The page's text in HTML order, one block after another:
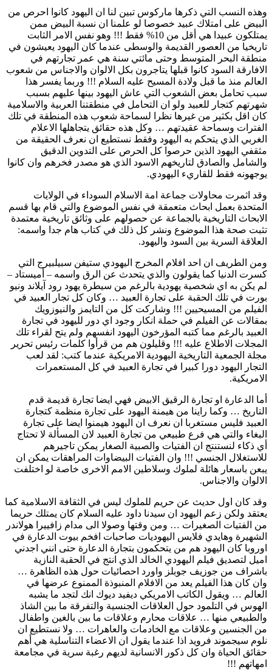
وهذه النسب التي ذكرها ماركوس تبين لنا ان اليهود كانوا احرص من
البيض على امتلاك عبيد خصوصا لو علمنا ان نسبة البيض ممن
يمتلكون عبيدا هي أقل من 10% فقط !!! وهو نفس الامر الثابت
تاريخيا من العصور القديمة والوسطى عندما كان اليهود يعيشون في
منطقة البحر المتوسط وحتى مائتي سنة هي عمر تجارتهم في
الافارقة السود كانوا قبلها يتاجرون بكل الالوان والاجناس من شعوب
العالم منذ ما قبل ولادة المسيح عليه السلام !!! وربما يفسر هذا
سبب تحامل بعض الشعوب التي عاش اليهود بينها عليهم بسبب
شهرتهم كتجار للعبيد ولو ان التحامل في منطقتنا العربية والاسلامية
كان اقل بكثير من غيرها نظرا لسماحة شعوب هذه المنطقة في تلك
الفترات وسماحة عقيدتهم … وكل هذه حقائق يتجاهلها الاعلام
الغربي الذي يتحكم به اليهود وفقط نستطيع ان نعرف الحقيقة من
مثقفي اليهود الذين حرصوا كل الحرص على التدوين الدقيق
والشامل والصادق لتاريخهم الاسود الذي هو مصدر فخرهم وان كانوا
يوجهونه فقط للقاريء اليهودي.
وقد اثمرت محاولات جماعة امة الاسلام السوداء في الولايات
المتحدة بعمل ابحاث متعمقة في نفس الموضوع والتي قام بها قسم
الابحاث التاريخية بالجماعة عن حصولهم على وثائق تاريخية معتمدة
تثبت صحة هذا الموضوع ونشر كل ذلك في كتاب هام جدا واسمه:
العلاقة السرية بين السود واليهود.
ومن الطريف ان احد افلام المخرج اليهودي ستيفن سبيلبيرج التي
كسرت الدنيا كما يقولون والذي يتحدث عن الرق واسمه – أميستاد –
لم يكن به اي شخصية يهودية بالرغم من سيطرة يهود رود آيلاند ونيو
بورت في تلك الحقبة على تجارة العبيد … وكان كل تجار العبيد في
الفيلم من المسيحيين !!! وشاركت كل من التايمز والنيوزويك
بمقالات عن الفيلم في حملة انكار وجود اي دور لليهود في تجارة
العبيد بالرغم مما كتبه المؤرخون اليهود انفسهم ولم يتح لقراء تلك
المجلات الاطلاع عليه !!! وقليلون هم من قرأوا كلمات رئيس تحرير
مجلة الجمعية التاريخية اليهودية الامريكية عندما كتب: لقد لعب
التجار اليهود دورا كبيرا في تجارة العبيد في كل المستعمرات
الامريكية.
أما الدعارة او تجارة الرقيق الابيض فهي ايضا تجارة قديمة قدم
التاريخ … وكما راينا من هيمنة اليهود على تجارة منظمة كتجارة
العبيد فليس مستغربا ان نعرف ان اليهود هيمنوا ايضا على تجارة
البغاء والتي هي فرع طبيعي من تجارة العبيد لان المسألة لا تحتاج
أي ذكاء لنستنتج ان الفتيات والصبية الصغار يمكن تاجيرهم
للاستغلال الجنسي !!! وان الفتيات البيضاوات المراهقات يمكن ان
يبعن باسعار هائلة لملوك وسلاطين الامم الاخرى خاصة لو اختلفت
الالوان والاجناس.
وقد كان اول حديث عن حريم للملوك ليس في الثقافة الاسلامية كما
يعتقد ولكن زعم اليهود ان سيدنا داود عليه السلام كان يمتلك حريما
من الفتيات الصغيرات … ومن وقتها وصولا الى مدام زافييرا هولاندر
الشهيرة وهايدي فلايس اليهوديات صاحبات افخم بيوت الدعارة في
اوروبا كان اليهود هم من يتحكمون بتجارة الدعارة حتى انني اجدني
اميل لتصديق فيلم اليهودي الخالد الذي انتج في الحقبة النازية
باشراف من جوزيف جوبلز واورد احصائيات حول هذه الظاهرة …
وان كان هذا الفيلم يعد من الافلام المنبوذة الممنوع عرضها في
العالم … ويقول الكاتب الامريكي ديفيد ديوك انك لتجد ما يشبه
الهوس في التلمود حول العلاقات الجنسية والتفرقة ما بين الشاذ
والطبيعي منها … علاقات محارم وعلاقات ما بين بالغين واطفال
من الجنسين وعلاقات مع الخادمات والعاهرات … ولا نستطيع ان
نلوم سيجموند فرويد اذا عندما يقول ان الاعضاء التناسلية هي أهم
حقائق الحياة وان كل ذكور الانسانية لديهم رغبة سرية في مجامعة
امهاتهم !!!